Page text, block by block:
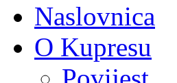
Naslovnica
O Kupresu